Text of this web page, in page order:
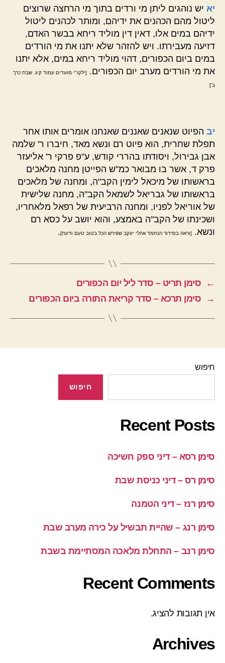
יא יש נוהגים ליתן מי ורדים בתוך מי הרחצה שרוצים
ליטול מהם הכהנים את ידיהם, ומותר לכהנים ליטול
ידיהם במים אלו, דאין דין מוליד ריחא בבשר האדם,
דזיעה מעבירתו. ויש להזהר שלא יתנו את מי הורדים
במים ביום הכפורים, דהוי מוליד ריחא במים, אלא יתנו
את מי הורדים מערב יום הכפורים.
[ילקו"י מועדים עמוד קיג. שבת כרך
ב']
יב הפיוט שנאנים שאננים שאנחנו אומרים אותו אחר
תפלת שחרית, הוא פיוט רם ונשא מאד, חיברו ר' שלמה
אבן גבירול, ויסודתו בהררי קודש, ע"פ פרקי ר' אליעזר
פרק ד, אשר בו מבואר כמ"ש הפייטן מחנה מלאכים
בראשותו של מיכאל לימין הקב"ה, ומחנה של מלאכים
בראשותו של גבריאל לשמאל הקב"ה, מחנה שלישית
של אוריאל לפניו, ומחנה הרביעית של רפאל מלאחריו,
ושכינתו של הקב"ה באמצע, והוא יושב על כסא רם
ונשא.
[וראה בסידור הנחמד אהלי יעקב שפירש הכל בטוב טעם ודעת].
←
סימן תריט – סדר ליל יום הכפורים
→
סימן תרכא – סדר קריאת התורה ביום הכפורים
חיפוש
חיפוש
Recent Posts
סימן רסא – דיני ספק חשיכה
סימן רס – דיני כניסת שבת
סימן רנז – דיני הטמנה
סימן רנג – שהיית תבשיל על כירה מערב שבת
סימן רנב – התחלת מלאכה המסתיימת בשבת
Recent Comments
אין תגובות להציג.
Archives